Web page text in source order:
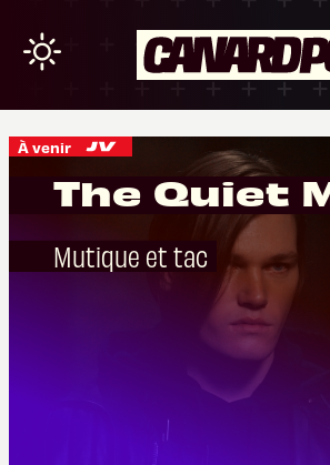
À venir
The Quiet
Mutique et tac